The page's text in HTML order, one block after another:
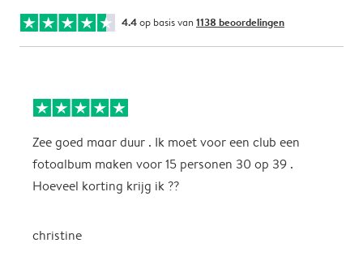
4.4op basis van 1138 beoordelingen
Zee goed maar duur . Ik moet voor een club een
fotoalbum maken voor 15 personen 30 op 39 .
Hoeveel korting krijg ik ??
christine